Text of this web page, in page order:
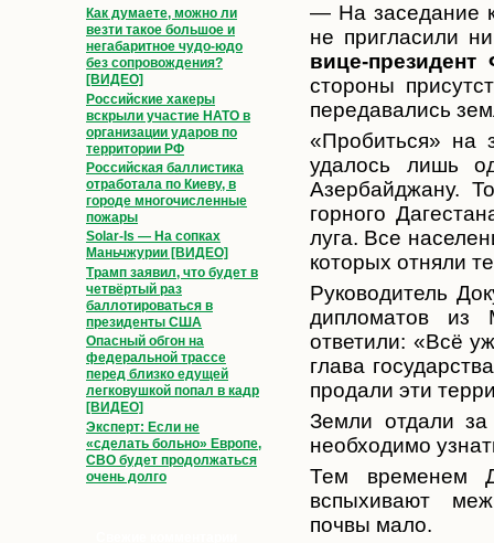
Как думаете, можно ли
везти такое большое и
негабаритное чудо-юдо
без сопровождения?
[ВИДЕО]
Российские хакеры
вскрыли участие НАТО в
организации ударов по
территории РФ
Российская баллистика
отработала по Киеву, в
городе многочисленные
пожары
Solar-Is — На сопках
Маньчжурии [ВИДЕО]
Трамп заявил, что будет в
четвёртый раз
баллотироваться в
президенты США
Опасный обгон на
федеральной трассе
перед близко едущей
легковушкой попал в кадр
[ВИДЕО]
Эксперт: Если не
«сделать больно» Европе,
СВО будет продолжаться
очень долго
— На заседание
не пригласили
вице-
стороны
передавались
«Пробиться» на
удалось лишь
Азербайджану.
горного
луга. Все
которых отняли
Руководитель
дипломатов
ответили: «Всё
глава
продали эти
Земли отдали
необходимо
Тем временем
вспыхивают
почвы мало.